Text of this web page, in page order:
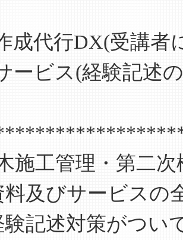
成代行DX(受講者
ービス(経験記述
施工管理・第二
及びサービスの
験記述対策がつい